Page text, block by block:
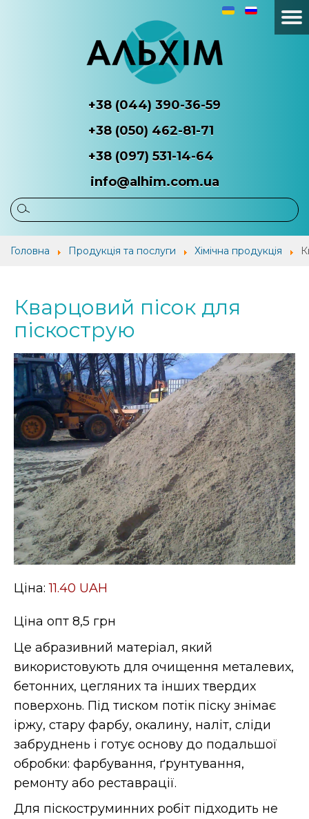
+38 (044) 390-36-59
+38 (050) 462-81-71
+38 (097) 531-14-64
info@alhim.com.ua
Головна Про
компанію
Продукція
та
Наші
Головна Продукція та послуги Хімічна продукція
Кварцовий пісок для
піскострую
Ціна:11.40 UAH
Ціна опт 8,5 грн
Це абразивний матеріал, який
використовують для очищення металевих,
бетонних, цегляних та інших твердих
поверхонь. Під тиском потік піску знімає
іржу, стару фарбу, окалину, наліт, сліди
забруднень і готує основу до подальшої
обробки: фарбування, ґрунтування,
ремонту або реставрації.
Для піскоструминних робіт підходить не